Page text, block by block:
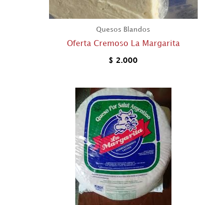
Quesos Blandos
Oferta Cremoso La Margarita
$ 2.000